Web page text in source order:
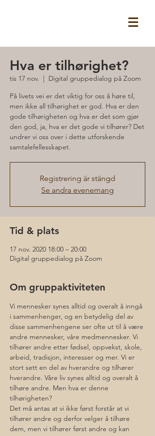
Hva er tilhørighet?
tis 17 nov.
  |
Digital gruppedialog på Zoom
På livets vei er det viktig for oss å høre til,
men ikke all tilhørighet er god. Hva er den
gode tilhørigheten og hva er det som gjør
den god, ja, hva er det gode vi tilhører? Det
undrer vi oss over i dette utforskende
Registrering är stängd
Se andra evenemang
Tid & plats
17 nov. 2020 18:00 – 20:00
Digital gruppedialog på Zoom
Om gruppaktiviteten
Vi mennesker synes alltid og overalt å inngå
i sammenhenger, og en betydelig del av
disse sammenhengene ser ofte ut til å være
andre mennesker, våre medmennesker. Vi
tilhører andre etter fødsel, oppvekst, skole,
arbeid, tradisjon, interesser og mer. Vi er
stort sett en del av hverandre og tilhører
hverandre. Våre liv synes alltid og overalt å
tilhøre andre. Men hva er denne
tilhørigheten?
Det må antas at vi ikke først forstår at vi
tilhører andre og derfor velger å tilhøre
dem, men vi tilhører først andre og kan